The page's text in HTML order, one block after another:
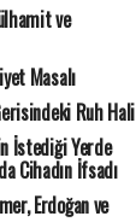
ve
Masalı
Ruh Hali
İstediği Yerde
Cihadın İfsadı
Erdoğan ve